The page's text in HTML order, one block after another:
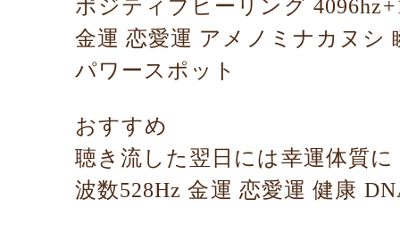
ポジティブヒーリング
金運 恋愛運 アメノミナカヌシ
パワースポット
おすすめ
聴き流した翌日には幸運体質
波数528Hz 金運 恋愛運 健康